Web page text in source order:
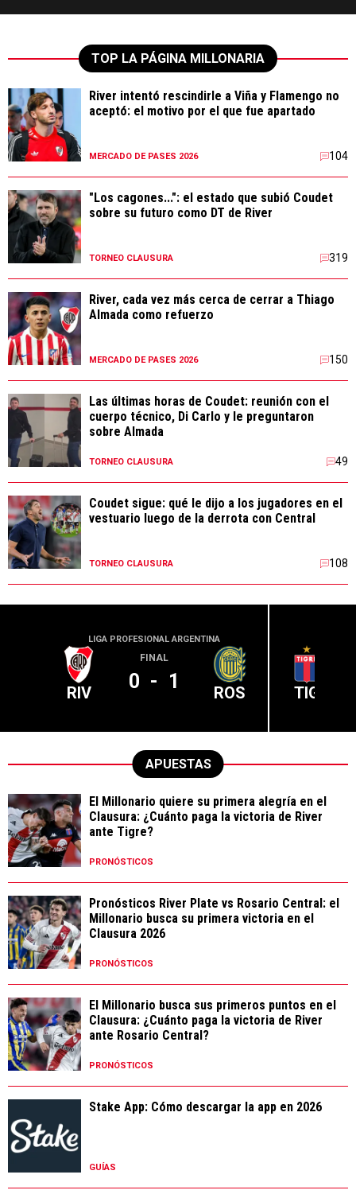
TOP LA PÁGINA MILLONARIA
River intentó rescindirle a Viña y Flamengo no
aceptó: el motivo por el que fue apartado
MERCADO DE PASES 2026 104
"Los cagones...": el estado que subió Coudet
sobre su futuro como DT de River
TORNEO CLAUSURA 319
River, cada vez más cerca de cerrar a Thiago
Almada como refuerzo
MERCADO DE PASES 2026 150
Las últimas horas de Coudet: reunión con el
cuerpo técnico, Di Carlo y le preguntaron
sobre Almada
TORNEO CLAUSURA 49
Coudet sigue: qué le dijo a los jugadores en el
vestuario luego de la derrota con Central
TORNEO CLAUSURA 108
LIGA PROFESIONAL ARGENTINA
RIV
FINAL
0 - 1 ROS TIG
APUESTAS
El Millonario quiere su primera alegría en el
Clausura: ¿Cuánto paga la victoria de River
ante Tigre?
PRONÓSTICOS
Pronósticos River Plate vs Rosario Central: el
Millonario busca su primera victoria en el
Clausura 2026
PRONÓSTICOS
El Millonario busca sus primeros puntos en el
Clausura: ¿Cuánto paga la victoria de River
ante Rosario Central?
PRONÓSTICOS
Stake App: Cómo descargar la app en 2026
GUÍAS